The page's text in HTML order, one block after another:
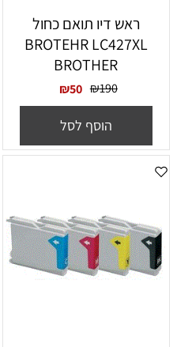
ראש דיו תואם כחול
BROTEHR LC427XL
BROTHER
₪190
₪50
הוסף לסל